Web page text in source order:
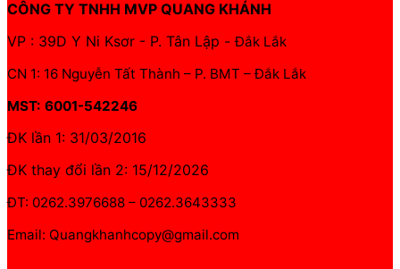
CÔNG TY TNHH MVP QUANG KHÁNH
VP : 39D Y Ni Ksơr - P. Tân Lập -Đắk Lắk
CN 1: 16 Nguyễn Tất Thành – P. BMT – Đắk Lắk
MST: 6001-542246
ĐK lần 1: 31/03/2016
ĐK thay đổi lần 2: 15/12/2026
ĐT: 0262.3976688 – 0262.3643333
Email: Quangkhanhcopy@gmail.com